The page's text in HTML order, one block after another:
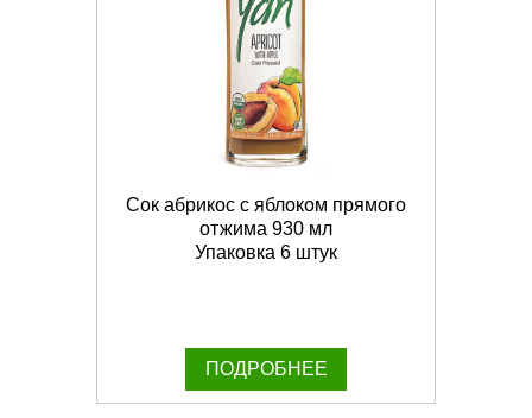
Сок абрикос с яблоком прямого
отжима 930 мл
Упаковка 6 штук
ПОДРОБНЕЕ